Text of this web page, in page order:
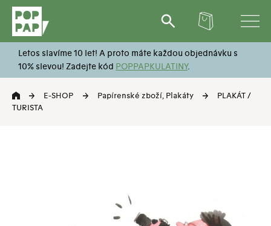
Hledat:
Letos slavíme 10 let! A proto máte každou objednávku s
10% slevou! Zadejte kód POPPAPKULATINY.
E-SHOP Papírenské zboží, Plakáty
PLAKÁT /
TURISTA